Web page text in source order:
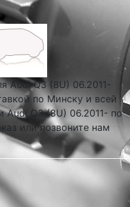
Audi Q3 (8U) 06.2011-
по Минску и всей
Audi Q3 (8U) 06.2011- по
или позвоните нам